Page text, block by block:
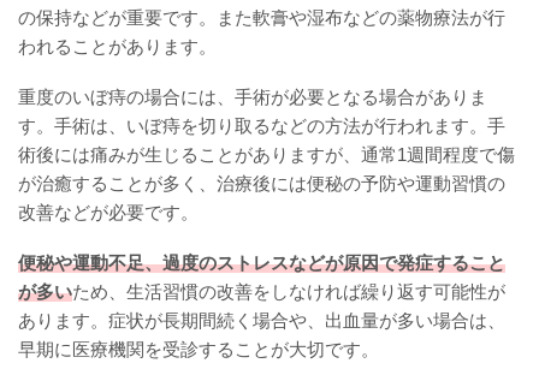
の保持などが重要です。また軟膏や湿布などの薬物療法が行
われることがあります。
重度のいぼ痔の場合には、手術が必要となる場合がありま
す。手術は、いぼ痔を切り取るなどの方法が行われます。手
術後には痛みが生じることがありますが、通常1週間程度で傷
が治癒することが多く、治療後には便秘の予防や運動習慣の
改善などが必要です。
便秘や運動不足、過度のストレスなどが原因で発症すること
が多いため、生活習慣の改善をしなければ繰り返す可能性が
あります。症状が長期間続く場合や、出血量が多い場合は、
早期に医療機関を受診することが大切です。